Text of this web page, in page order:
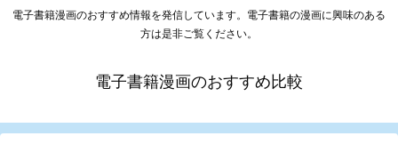
電子書籍漫画のおすすめ情報を発信しています。電子書籍の漫画に興味のある
方は是非ご覧ください。
電子書籍漫画のおすすめ比較